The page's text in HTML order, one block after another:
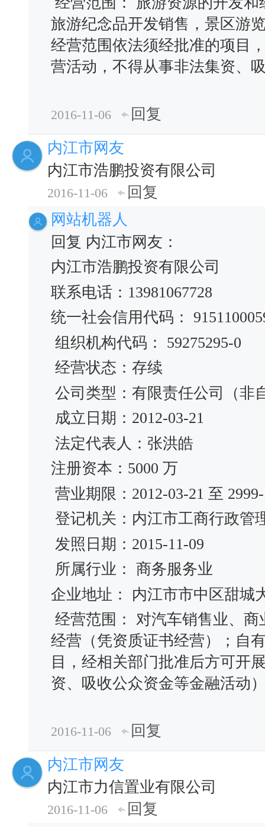
旅游纪念品开发销售，景区游
经营范围依法须经批准的项目
营活动，不得从事非法集资、
2016-11-06
回复
内江市网友
内江市浩鹏投资有限公司
2016-11-06
回复
网站机器人
回复 内江市网友：
内江市浩鹏投资有限公司
联系电话：13981067728
统一社会信用代码：
组织机构代码： 59275295-0
经营状态：存续
公司类型：有限责任公司（非
成立日期：2012-03-21
法定代表人：张洪皓
注册资本：5000 万
营业期限：2012-03-21 至
登记机关：内江市工商行政管
发照日期：2015-11-09
所属行业： 商务服务业
企业地址： 内江市市中区甜城
经营范围： 对汽车销售业、
经营（凭资质证书经营）；自
目，经相关部门批准后方可开
资、吸收公众资金等金融活动
2016-11-06
回复
内江市网友
内江市力信置业有限公司
2016-11-06
回复